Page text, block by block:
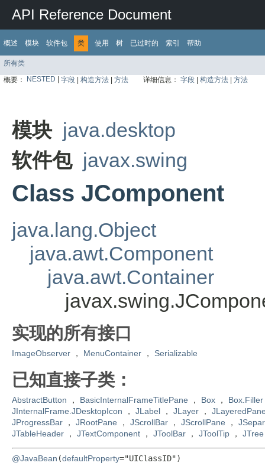
API Reference Document
概述 模块 软件包 类 使用 树 已过时的 索引 帮助
所有类
概要： NESTED 字段 构造方法 方法 详细信息： 字段 构造方法 方法
模块 java.desktop
软件包 javax.swing
Class JComponent
java.lang.Object
java.awt.Component
java.awt.Container
实现的所有接口
ImageObserver ， MenuContainer ， Serializable
已知直接子类：
AbstractButton ， BasicInternalFrameTitlePane ， Box ， Box.Filler
JInternalFrame.JDesktopIcon ， JLabel ， JLayer ，
JProgressBar ， JRootPane ， JScrollBar ， JScrollPane ，
JTableHeader ， JTextComponent ， JToolBar ， JToolTip ， JTree
@JavaBean (defaultProperty="UIClassID")